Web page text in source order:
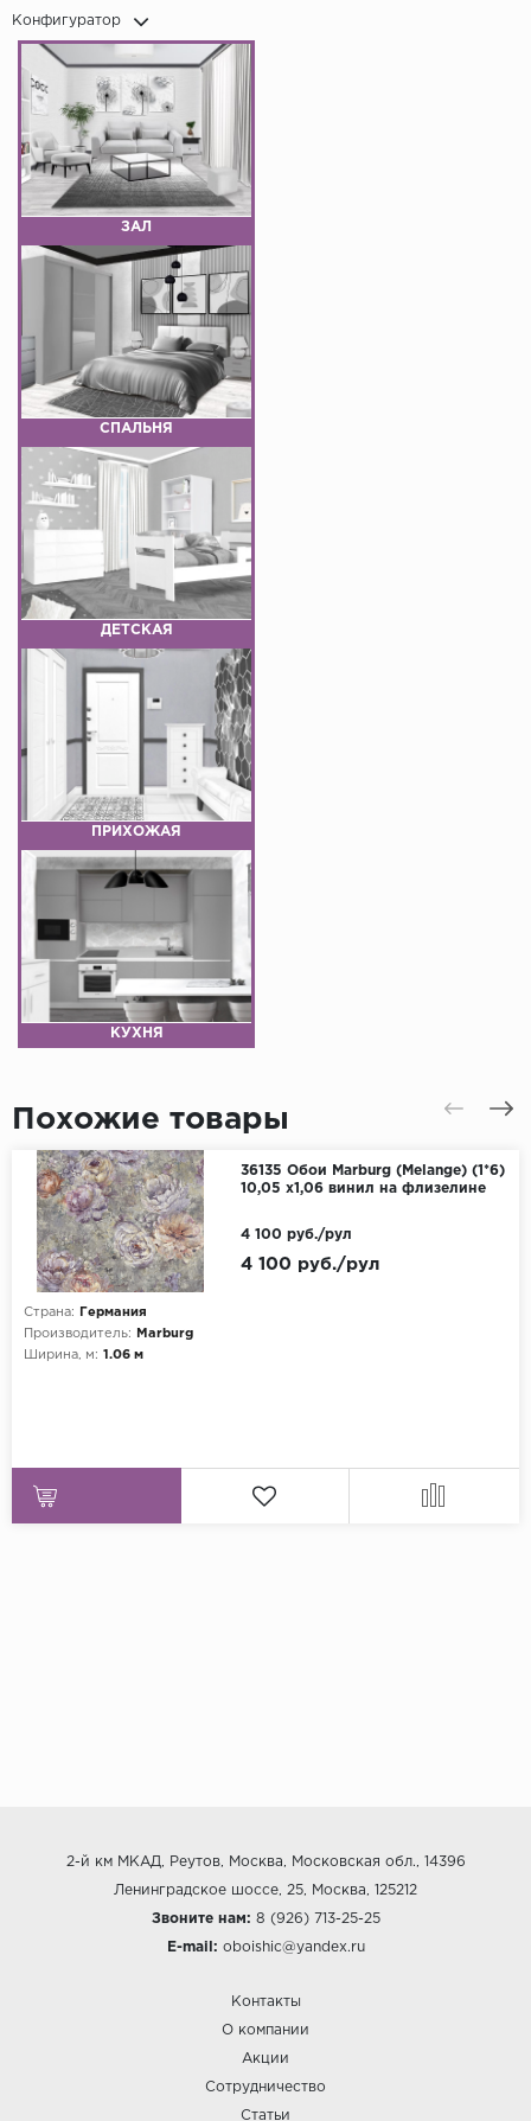
Конфигуратор
ЗАЛ
СПАЛЬНЯ
ДЕТСКАЯ
ПРИХОЖАЯ
КУХНЯ
Похожие товары
36135 Обои Marburg (Melange) (1*6)
10,05 x1,06 винил на флизелине
Страна:
Германия
Производитель:
Marburg
Ширина, м: 1.06 м
4 100 руб./рул
4 100 руб./рул
2-й км МКАД, Реутов, Москва, Московская обл., 14396
Ленинградское шоссе, 25, Москва, 125212
Звоните нам: 8 (926) 713-25-25
E-mail: oboishic@yandex.ru
Контакты
О компании
Акции
Сотрудничество
Статьи